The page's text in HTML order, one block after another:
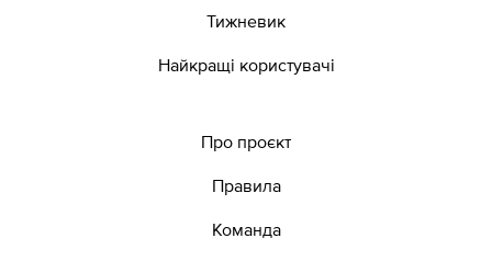
Тижневик
Найкращі користувачі
Про проєкт
Правила
Команда